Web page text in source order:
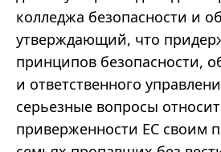
колледжа безопасности и
утверждающий, что
принципов безопасности,
и ответственного
серьезные вопросы
приверженности ЕС своим